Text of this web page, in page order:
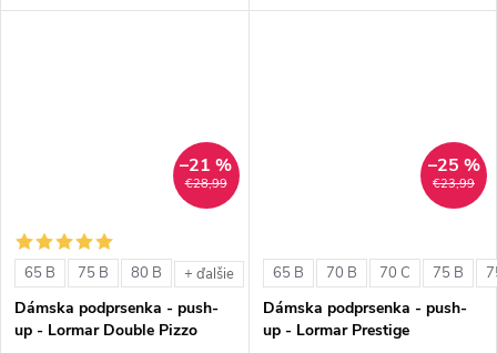
€28,99
–21 %
65 B 75 B 80 B + ďalšie
Dámska podprsenka - push-
up - Lormar Double Pizzo
€23,99
–25 %
65 B 70 B 70 C 75 B
Dámska podprsenka - push-
up - Lormar Prestige